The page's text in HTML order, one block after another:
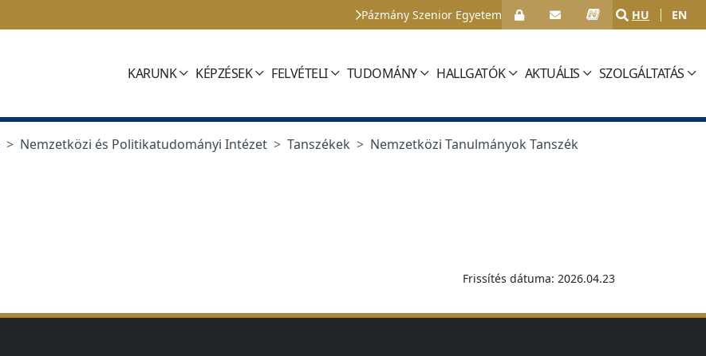
Pázmány Szenior Egyetem HU EN
KARUNK KÉPZÉSEK FELVÉTELI TUDOMÁNY HALLGATÓK AKTUÁLIS SZOLGÁLTATÁS
Nemzetközi és Politikatudományi Intézet Tanszékek
Nemzetközi Tanulmányok Tanszék
Frissítés dátuma: 2026.04.23